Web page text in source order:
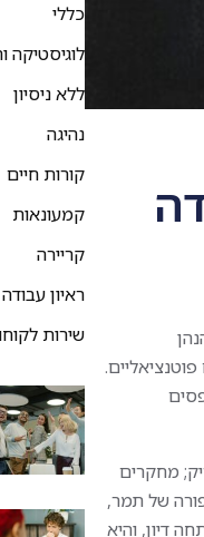
מחקרים
של תמר,
דיון, והיא
כללי
לוגיסטיקה
ללא ניסיון
נהיגה
קורות חיים
קמעונאות
קריירה
ראיון עבודה
שירות